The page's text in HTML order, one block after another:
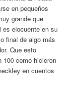
en pequeños
grande que
es elocuente en su
final de algo más
Que esto
100 como hicieron
en cuentos